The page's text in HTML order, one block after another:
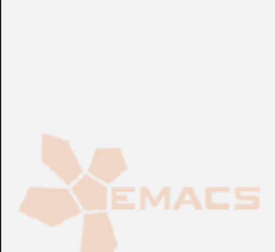
Fabricación Bajo Pedido